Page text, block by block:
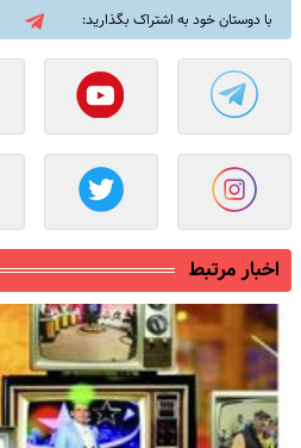
با دوستان خود به اشتراک بگذارید:
اخبار مرتبط